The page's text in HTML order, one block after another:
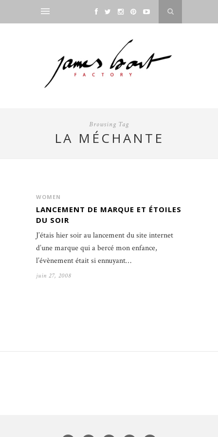
Browsing Tag
LA MÉCHANTE
WOMEN
LANCEMENT DE MARQUE ET ÉTOILES
DU SOIR
J’étais hier soir au lancement du site internet
d’une marque qui a bercé mon enfance,
l’évènement était si ennuyant…
juin 27, 2008